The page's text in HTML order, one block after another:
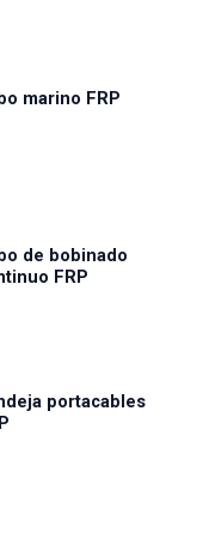
marino FRP
de bobinado
FRP
portacables